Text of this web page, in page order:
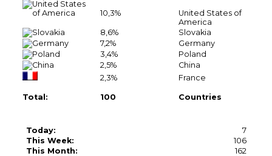
10,3%
United States of
America
8,6%
Slovakia
7,2%
Germany
3,4%
Poland
2,5%
China
2,3%
France
Total: 100 Countries
Today:
7
This Week:
106
This Month:
162